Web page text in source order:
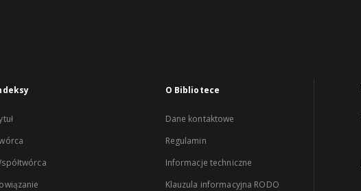
O Bibliotece
Dane kontaktowe
Regulamin
Informacje techniczne
Klauzula informacyjna RODO